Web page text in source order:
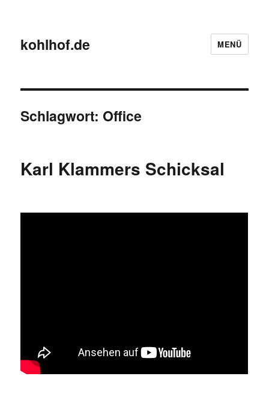
kohlhof.de MENÜ
Schlagwort: Office
Karl Klammers Schicksal